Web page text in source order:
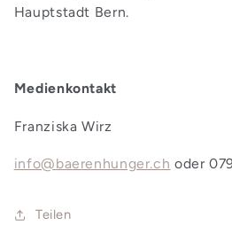
Hauptstadt Bern.
Medienkontakt
Franziska Wirz
info@baerenhunger.ch oder
Teilen